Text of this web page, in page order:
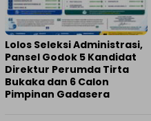
Lolos Seleksi Administrasi,
Pansel Godok 5 Kandidat
Direktur Perumda Tirta
Bukaka dan 6 Calon
Pimpinan Gadasera